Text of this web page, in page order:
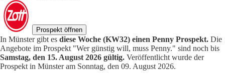
Prospekt öffnen
In Münster gibt es diese Woche (KW32) einen Penny Prospekt. Die
Angebote im Prospekt "Wer günstig will, muss Penny." sind noch bis
Samstag, den 15. August 2026 gültig. Veröffentlicht wurde der
Prospekt in Münster am Sonntag, den 09. August 2026.